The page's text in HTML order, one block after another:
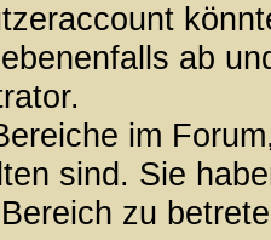
ab
im
sind. Sie
zu